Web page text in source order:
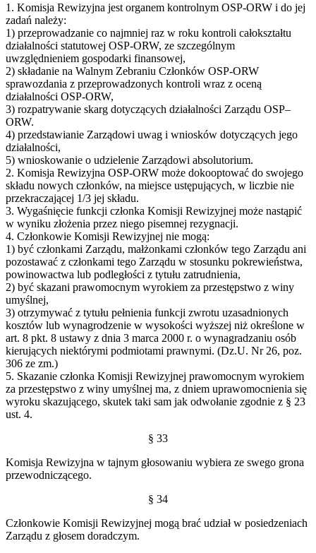
1. Komisja Rewizyjna jest organem kontrolnym OSP-ORW i do jej
zadań należy:
1) przeprowadzanie co najmniej raz w roku kontroli całokształtu
działalności statutowej OSP-ORW, ze szczególnym
uwzględnieniem gospodarki finansowej,
2) składanie na Walnym Zebraniu Członków OSP-ORW
sprawozdania z przeprowadzonych kontroli wraz z oceną
działalności OSP-ORW,
3) rozpatrywanie skarg dotyczących działalności Zarządu OSP–
ORW.
4) przedstawianie Zarządowi uwag i wniosków dotyczących jego
działalności,
5) wnioskowanie o udzielenie Zarządowi absolutorium.
2. Komisja Rewizyjna OSP-ORW może dokooptować do swojego
składu nowych członków, na miejsce ustępujących, w liczbie nie
przekraczającej 1/3 jej składu.
3. Wygaśnięcie funkcji członka Komisji Rewizyjnej może nastąpić
w wyniku złożenia przez niego pisemnej rezygnacji.
4. Członkowie Komisji Rewizyjnej nie mogą:
1) być członkami Zarządu, małżonkami członków tego Zarządu ani
pozostawać z członkami tego Zarządu w stosunku pokrewieństwa,
powinowactwa lub podległości z tytułu zatrudnienia,
2) być skazani prawomocnym wyrokiem za przestępstwo z winy
umyślnej,
3) otrzymywać z tytułu pełnienia funkcji zwrotu uzasadnionych
kosztów lub wynagrodzenie w wysokości wyższej niż określone w
art. 8 pkt. 8 ustawy z dnia 3 marca 2000 r. o wynagradzaniu osób
kierujących niektórymi podmiotami prawnymi. (Dz.U. Nr 26, poz.
306 ze zm.)
5. Skazanie członka Komisji Rewizyjnej prawomocnym wyrokiem
za przestępstwo z winy umyślnej ma, z dniem uprawomocnienia się
wyroku skazującego, skutek taki sam jak odwołanie zgodnie z § 23
ust. 4.
§ 33
Komisja Rewizyjna w tajnym głosowaniu wybiera ze swego grona
przewodniczącego.
§ 34
Członkowie Komisji Rewizyjnej mogą brać udział w posiedzeniach
Zarządu z głosem doradczym.